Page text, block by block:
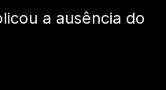
a ausência do